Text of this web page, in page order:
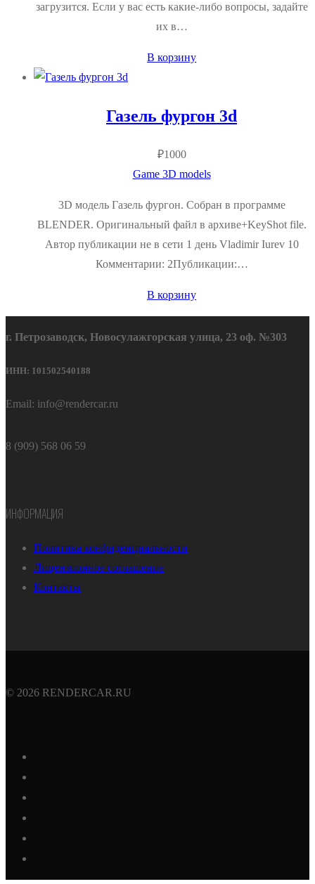
загрузится. Если у вас есть какие-либо вопросы, задайте
их в…
В корзину
Газель фургон 3d
₽1000
Game 3D models
3D модель Газель фургон. Собран в программе
BLENDER. Оригинальный файл в архиве+KeyShot file.
Автор публикации не в сети 1 день Vladimir Iurev 10
Комментарии: 2Публикации:…
В корзину
г. Петрозаводск, Новосулажгорская улица, 23 оф. №303
ИНН: 101502540188
Email: info@rendercar.ru
8 (909) 568 06 59
ИНФОРМАЦИЯ
Политика конфиденциальности
Лицензионное соглашение
Контакты
© 2026 RENDERCAR.RU